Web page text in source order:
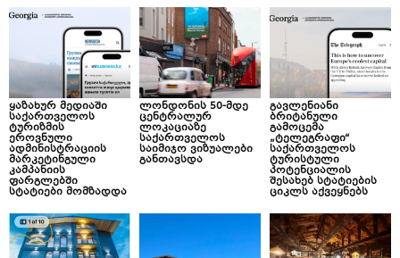
ყაზახურ მედიაში
საქართველოს
ტურიზმის
ეროვნული
ადმინისტრაციის
მარკეტინგული
კამპანიის
ფარგლებში
სტატიები მომზადდა
ლონდონის 50-მდე
ცენტრალურ
ლოკაციაზე
საქართველოს
საიმიჯო ვიზუალები
განთავსდა
გავლენიანი
ბრიტანული
გამოცემა
„ტელეგრაფი“
საქართველოს
ტურისტული
პოტენციალის
შესახებ სტატიების
ციკლს აქვეყნებს